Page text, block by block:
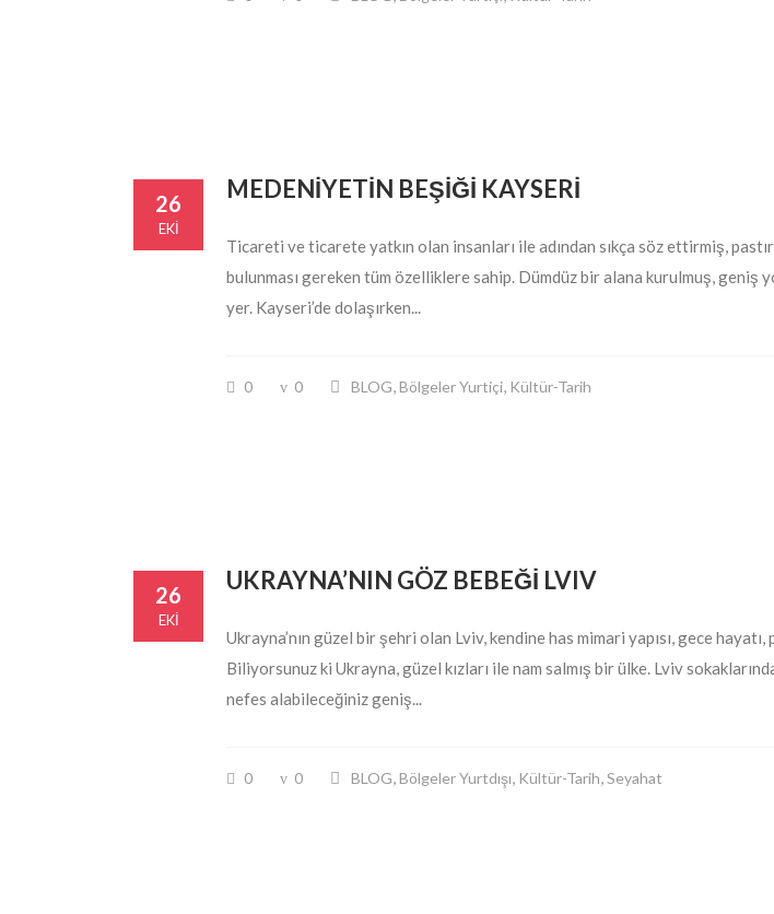
26
EKI
MEDENİYETİN BEŞİĞİ KAYSERİ
Ticareti ve ticarete yatkın olan insanları ile adından sıkça söz ettirmiş,
bulunması gereken tüm özelliklere sahip. Dümdüz bir alana kurulmuş, geniş
yer. Kayseri’de dolaşırken...
0 0 BLOG,Bölgeler Yurtiçi, Kültür-Tarih
26
EKI
UKRAYNA’NIN GÖZ BEBEĞİ LVIV
Ukrayna’nın güzel bir şehri olan Lviv, kendine has mimari yapısı, gece
Biliyorsunuz ki Ukrayna, güzel kızları ile nam salmış bir ülke. Lviv
nefes alabileceğiniz geniş...
0 0 BLOG,Bölgeler Yurtdışı, Kültür-Tarih,Seyahat